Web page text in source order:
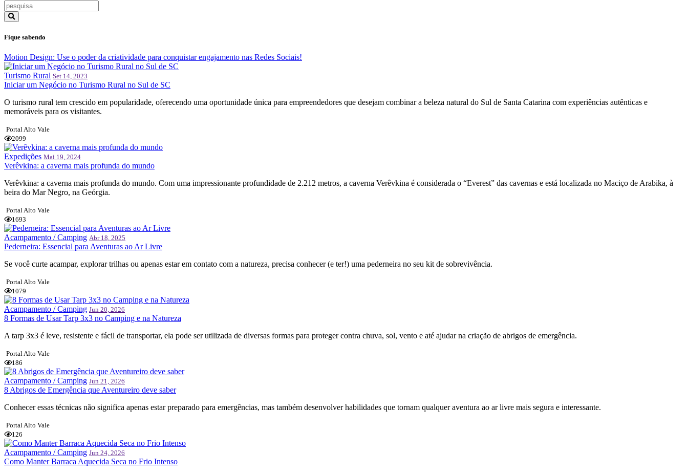
Fique sabendo
Motion Design: Use o poder da criatividade para conquistar engajamento nas Redes Sociais!
Turismo Rural Set 14, 2023
Iniciar um Negócio no Turismo Rural no Sul de SC
O turismo rural tem crescido em popularidade, oferecendo uma oportunidade única para empreendedores que desejam combinar a beleza natural do Sul de Santa Catarina com experiências autênticas e
memoráveis para os visitantes.
Portal Alto Vale
2099
Expedições Mai 19, 2024
Verêvkina: a caverna mais profunda do mundo
Verêvkina: a caverna mais profunda do mundo. Com uma impressionante profundidade de 2.212 metros, a caverna Verêvkina é considerada o “Everest” das cavernas e está localizada no Maciço de Arabika, à
beira do Mar Negro, na Geórgia.
Portal Alto Vale
1693
Acampamento / Camping Abr 18, 2025
Pederneira: Essencial para Aventuras ao Ar Livre
Se você curte acampar, explorar trilhas ou apenas estar em contato com a natureza, precisa conhecer (e ter!) uma pederneira no seu kit de sobrevivência.
Portal Alto Vale
1079
Acampamento / Camping Jun 20, 2026
8 Formas de Usar Tarp 3x3 no Camping e na Natureza
A tarp 3x3 é leve, resistente e fácil de transportar, ela pode ser utilizada de diversas formas para proteger contra chuva, sol, vento e até ajudar na criação de abrigos de emergência.
Portal Alto Vale
186
Acampamento / Camping Jun 21, 2026
8 Abrigos de Emergência que Aventureiro deve saber
Conhecer essas técnicas não significa apenas estar preparado para emergências, mas também desenvolver habilidades que tornam qualquer aventura ao ar livre mais segura e interessante.
Portal Alto Vale
126
Acampamento / Camping Jun 24, 2026
Como Manter Barraca Aquecida Seca no Frio Intenso